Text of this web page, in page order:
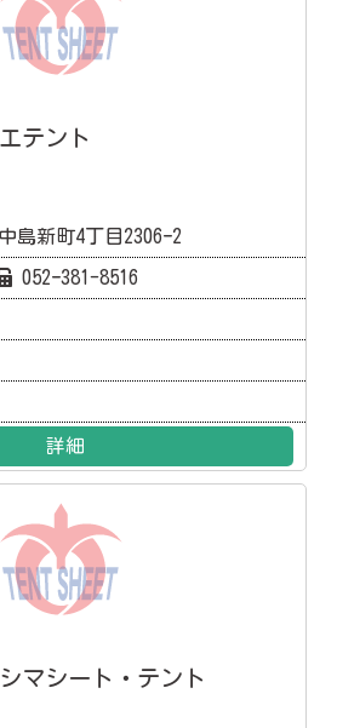
テント
島新町4丁目2306ｰ2
052ｰ381-8516
詳細
マシート・テント